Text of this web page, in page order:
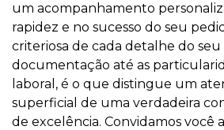
um acompanhamento
rapidez e no sucesso do seu
criteriosa de cada detalhe do seu
documentação até as
laboral, é o que distingue um
superficial de uma verdadeira
de excelência. Convidamos você